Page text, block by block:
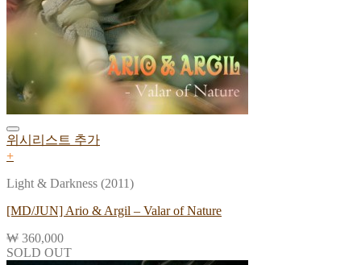
위시리스트 추가
+
Light & Darkness (2011)
[MD/JUN] Ario & Argil – Valar of Nature
₩ 360,000
SOLD OUT